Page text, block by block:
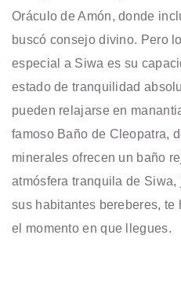
Oráculo de Amón, donde
buscó consejo divino. Pero
especial a Siwa es su
estado de tranquilidad
pueden relajarse en
famoso Baño de Cleopatra,
minerales ofrecen un baño
atmósfera tranquila de
sus habitantes bereberes, te
el momento en que llegues.